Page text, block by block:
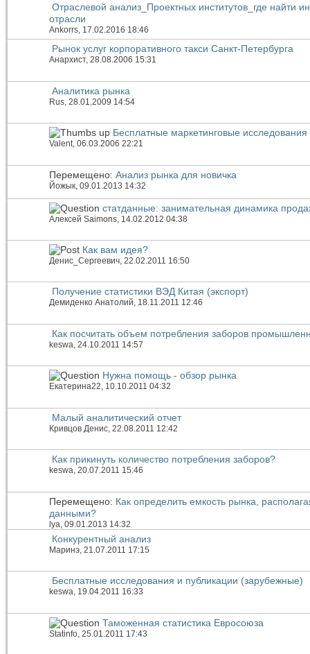
Отраслевой анализ_Проектных институтов_где найти
отрасли
Ankorrs , 17.02.2016 18:46
Рынок услуг корпоративного такси Санкт-Петербурга
Анархист, 28.08.2006 15:31
Аналитика рынка
Rus , 28.01.2009 14:54
Бесплатные маркетинговые исследования
Valent, 06.03.2006 22:21
Перемещено: Анализ рынка для новичка
Йожык , 09.01.2013 14:32
статданные: занимательная динамика
Алексей Saimons , 14.02.2012 04:38
Как вам идея?
Денис_Сергеевич, 22.02.2011 16:50
Получение статистики ВЭД Китая (экспорт)
Демиденко Анатолий, 18.11.2011 12:46
Как посчитать объем потребления заборов
keswa, 24.10.2011 14:57
Нужна помощь - обзор рынка
Екатерина22, 10.10.2011 04:32
Малый аналитический отчет
Кривцов Денис, 22.08.2011 12:42
Как прикинуть количество потребления заборов?
keswa, 20.07.2011 15:46
Перемещено: Как определить емкость рынка,
данными?
lya, 09.01.2013 14:32
Конкурентный анализ
Маринэ, 21.07.2011 17:15
Бесплатные исследования и публикации (зарубежные)
keswa, 19.04.2011 16:33
Таможенная статистика Евросоюза
Statinfo , 25.01.2011 17:43